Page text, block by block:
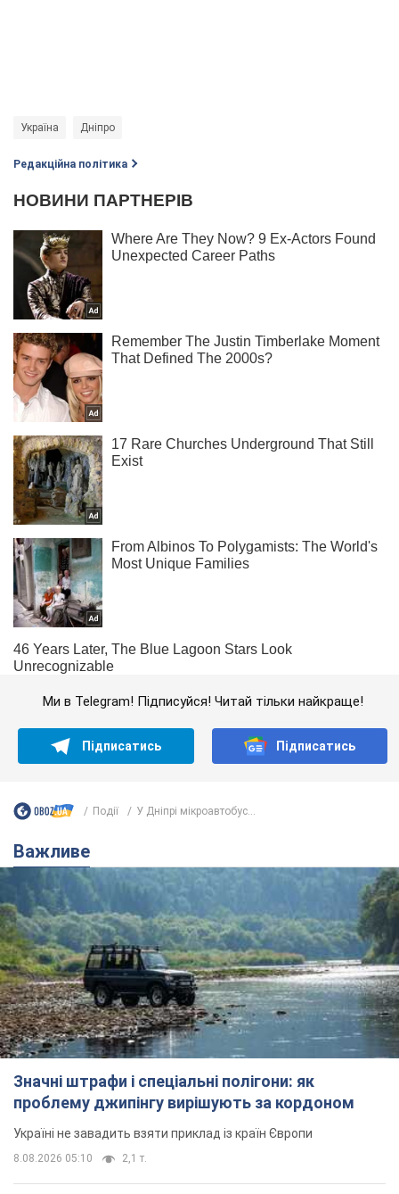
Україна Дніпро
Редакційна політика
Ми в Telegram! Підписуйся! Читай тільки найкраще!
Підписатись Підписатись
Події У Дніпрі мікроавтобус...
Важливе
Значні штрафи і спеціальні полігони: як
проблему джипінгу вирішують за кордоном
Україні не завадить взяти приклад із країн Європи
8.08.2026 05:10 2,1 т.